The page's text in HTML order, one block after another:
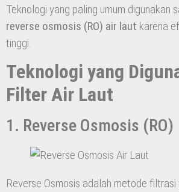
Teknologi yang paling umum digunakan
reverse osmosis (RO) air laut karena
tinggi.
Teknologi yang
Filter Air Laut
1. Reverse Osmosis (RO)
Reverse Osmosis adalah metode filtrasi